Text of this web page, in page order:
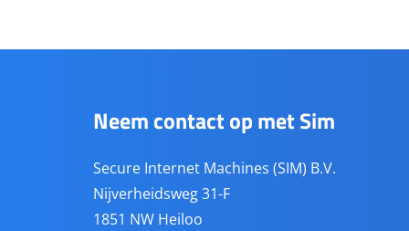
Neem contact op met Sim
Secure Internet Machines (SIM) B.V.
Nijverheidsweg 31-F
1851 NW Heiloo